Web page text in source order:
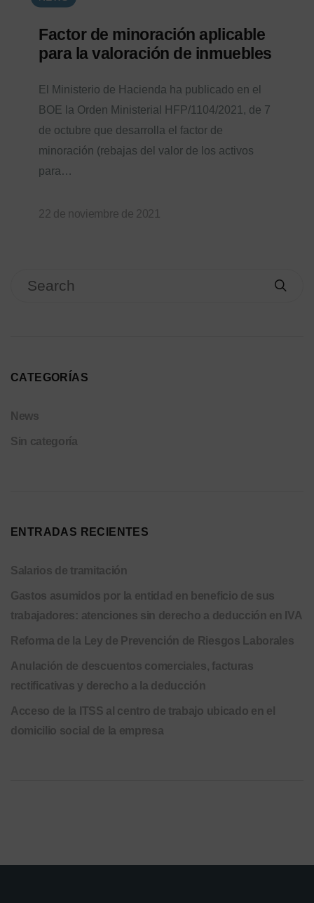
Factor de minoración aplicable
para la valoración de inmuebles
El Ministerio de Hacienda ha publicado en el
BOE la Orden Ministerial HFP/1104/2021, de 7
de octubre que desarrolla el factor de
minoración (rebajas del valor de los activos
para…
22 de noviembre de 2021
CATEGORÍAS
News
Sin categoría
ENTRADAS RECIENTES
Salarios de tramitación
Gastos asumidos por la entidad en beneficio de sus
trabajadores: atenciones sin derecho a deducción en IVA
Reforma de la Ley de Prevención de Riesgos Laborales
Anulación de descuentos comerciales, facturas
rectificativas y derecho a la deducción
Acceso de la ITSS al centro de trabajo ubicado en el
domicilio social de la empresa